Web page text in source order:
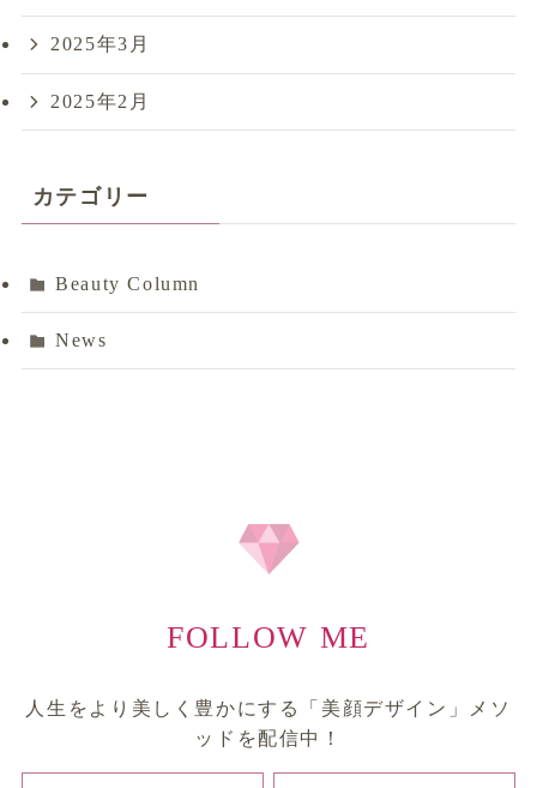
2025年3月
2025年2月
カテゴリー
Beauty Column
News
FOLLOW ME
人生をより美しく豊かにする「美顔デザイン」メソ
ッドを配信中！